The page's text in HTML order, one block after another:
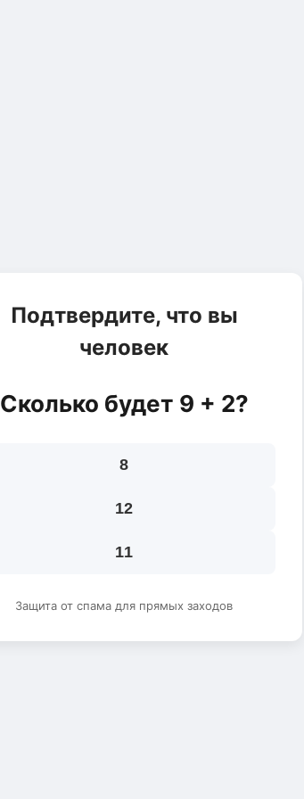
Подтвердите, что вы
человек
Сколько будет 9 + 2?
8
12
11
Защита от спама для прямых заходов